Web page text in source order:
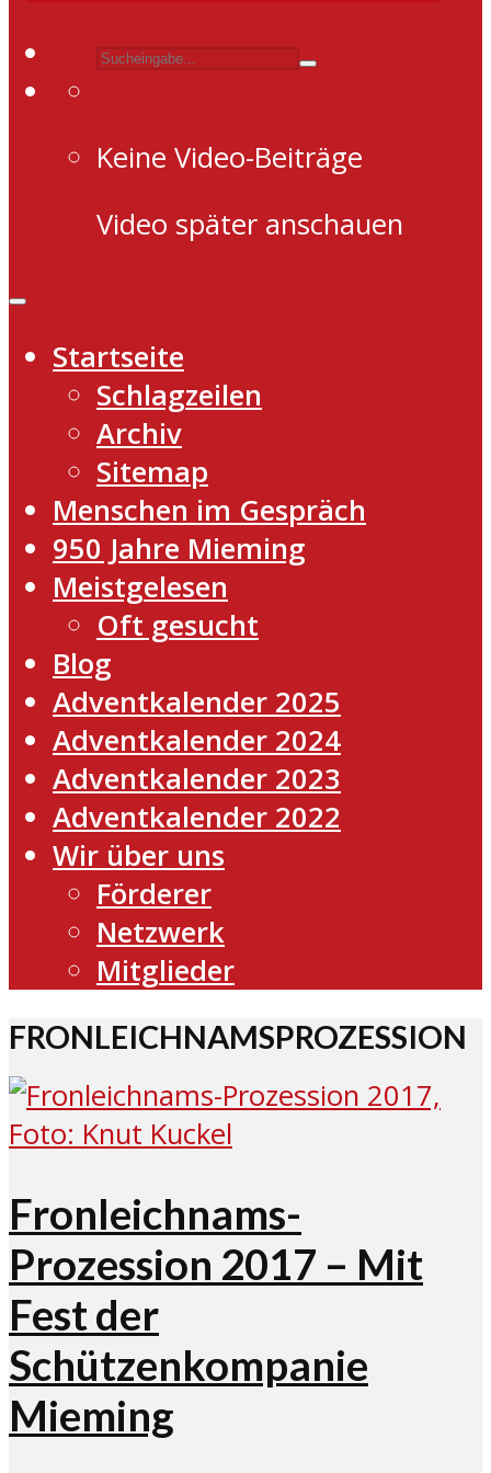
Keine Video-Beiträge
Video später anschauen
Startseite
Schlagzeilen
Archiv
Sitemap
Menschen im Gespräch
950 Jahre Mieming
Meistgelesen
Oft gesucht
Blog
Adventkalender 2025
Adventkalender 2024
Adventkalender 2023
Adventkalender 2022
Wir über uns
Förderer
Netzwerk
Mitglieder
FRONLEICHNAMSPROZESSION
Fronleichnams-
Prozession 2017 – Mit
Fest der
Schützenkompanie
Mieming